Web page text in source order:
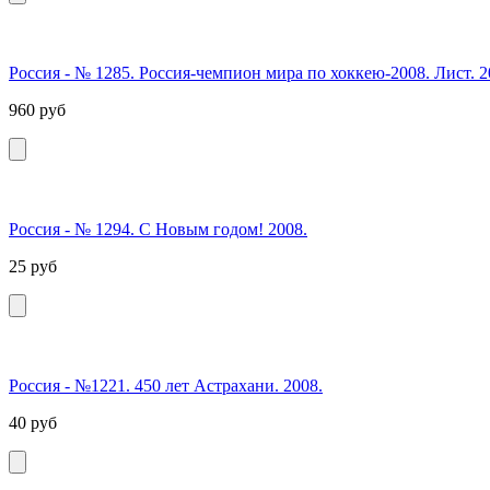
Россия - № 1285. Россия-чемпион мира по хоккею-2008. Лист.
960 руб
Россия - № 1294. С Новым годом! 2008.
25 руб
Россия - №1221. 450 лет Астрахани. 2008.
40 руб